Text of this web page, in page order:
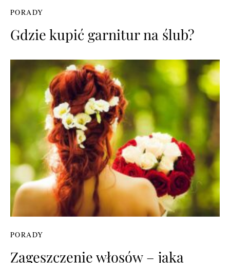
PORADY
Gdzie kupić garnitur na ślub?
PORADY
Zagęszczenie włosów – jaka